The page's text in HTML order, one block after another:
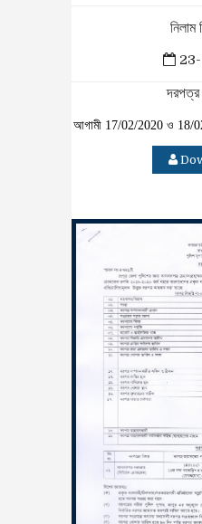
নিলাম
দরপত্র
আগামী 17/02/2020 ও 18/